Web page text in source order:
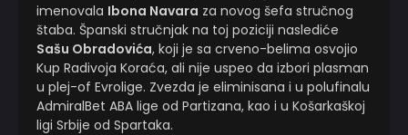
imenovala Ibona Navara za novog šefa stručnog
štaba. Španski stručnjak na toj poziciji naslediće
Sašu Obradovića, koji je sa crveno-belima osvojio
Kup Radivoja Koraća, ali nije uspeo da izbori plasman
u plej-of Evrolige. Zvezda je eliminisana i u polufinalu
AdmiralBet ABA lige od Partizana, kao i u Košarkaškoj
ligi Srbije od Spartaka.